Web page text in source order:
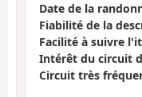
Date de la
Fiabilité de la
Facilité à suivre
Intérêt du circuit
Circuit très